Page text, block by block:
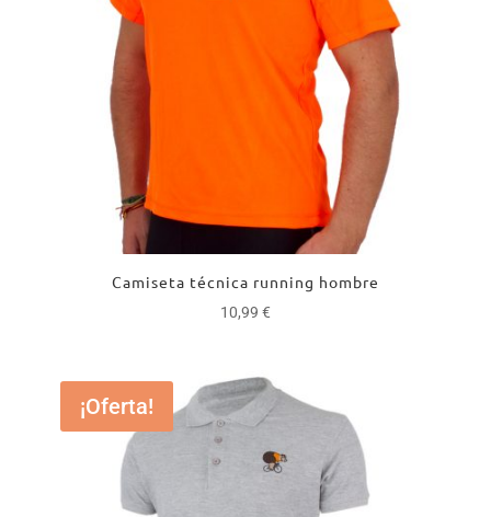
Camiseta técnica running hombre
10,99 €
¡Oferta!